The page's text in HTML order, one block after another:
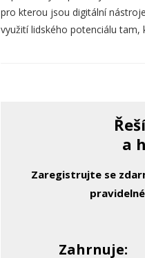
pro kterou jsou digitální
využití lidského potenciálu tam,
a
Zaregistrujte se
Zahrnuje: